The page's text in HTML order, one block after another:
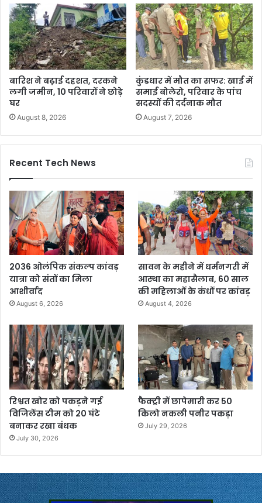
बारिश ने बढ़ाई दहशत, दरकने
लगी जमीन, 10 परिवारों ने छोड़े
घर
August 8, 2026
कुंडधार में मौत का सफर: खाई में
समाई बोलेरो, परिवार के पांच
सदस्यों की दर्दनाक मौत
August 7, 2026
Recent Tech News
2036 ओलंपिक संकल्प कांवड़
यात्रा को संतों का मिला
आशीर्वाद
August 6, 2026
सावन के महीने में धर्मनगरी में
आस्था का महासैलाब, 60 साल
की महिलाओं के कंधों पर कांवड़
August 4, 2026
रिश्वत खोर को पकड़ने गई
विजिलेंस टीम को 20 घंटे
बनाकर रखा बंधक
July 30, 2026
फैक्ट्री में छापेमारी कर 50
किलो नकली पनीर पकड़ा
July 29, 2026